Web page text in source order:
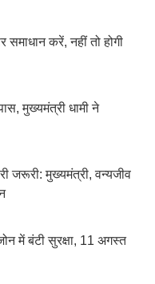
करें, नहीं तो होगी
मुख्यमंत्री धामी ने
जरूरी: मुख्यमंत्री, वन्यजीव
में बंटी सुरक्षा, 11 अगस्त